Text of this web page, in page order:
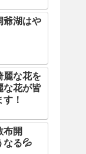
爺湖はや
麗な花を
な花が皆
！
布開
なる💦